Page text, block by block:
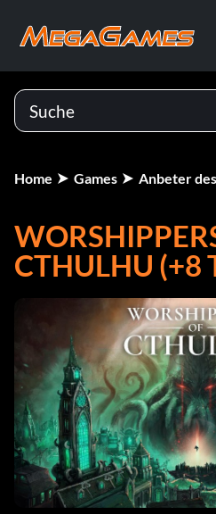
Home Games Anbeter
CTHULHU (+8